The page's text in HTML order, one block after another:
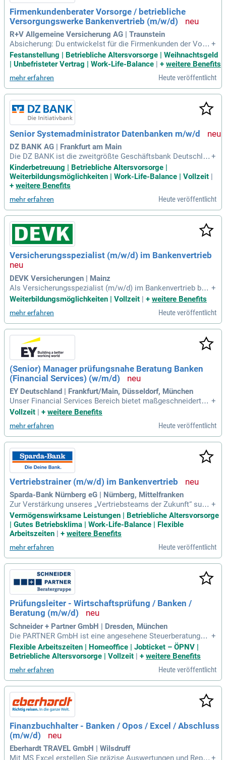
Firmenkundenberater Vorsorge / betriebliche
Versorgungswerke Bankenvertrieb (m/w/d)
R+V Allgemeine Versicherung AG | Traunstein
Absicherung: Du entwickelst für die Firmenkunden der Volk
s- und Raiffeisenbanken maßgeschneiderte Versicherungslö
sungen zur betrieblichen Altersvorsorge, betrieblichen Krank
en – und Unfallversicherung und zu Wertkonten, damit sie e
ntspannt in die Zukunft
+
Festanstellung | Betriebliche Altersvorsorge | Weihnachtsgeld
| Unbefristeter Vertrag | Work-Life-Balance | + weitere Benefits
mehr erfahren Heute veröffentlicht
Senior Systemadministrator Datenbanken m/w/d
DZ BANK AG | Frankfurt am Main
Die DZ BANK ist die zweitgrößte Geschäftsbank Deutschlan
ds, Spitzeninstitut der Genossenschaftlichen Finanz Gruppe
Volksbanken Raiffeisenbanken, Zentralbank für mehr als 70
0 deutsche Genossenschaftsbanken und hat die Holdingfun
+
Kinderbetreuung | Betriebliche Altersvorsorge |
Weiterbildungsmöglichkeiten | Work-Life-Balance | Vollzeit
+ weitere Benefits
mehr erfahren Heute veröffentlicht
Versicherungsspezialist (m/w/d) im Bankenvertrieb
DEVK Versicherungen | Mainz
Als Versicherungsspezialist (m/w/d) im Bankenvertrieb betr
eust du Kundinnen und Kunden direkt im Umfeld der Sparda-
+
Weiterbildungsmöglichkeiten | Vollzeit | + weitere Benefits
mehr erfahren Heute veröffentlicht
(Senior) Manager prüfungsnahe Beratung Banken
(Financial Services) (w/m/d)
EY Deutschland | Frankfurt/Main, Düsseldorf, München
Unser Financial Services Bereich bietet maßgeschneiderte F
inanzdienstleistungen für Banken, Versicherungen und Asse
en wir Experten mit bilanzieller, aufsichtsrechtlicher und qua
ntitativer Kompetenz. Gemeinsam entwickeln wir innovative
Lösungen, die auf sich wandelnde regulatorische und markt
bezogene Anforderungen reagieren. Unser interdisziplinäres
Team unterstützt Mandant:innen bei der Implementierung ne
uer Rechnungslegungsstandards wie IFRS und aufsichtsrech
tlicher Vorgaben wie Basel III. Wir begleiten sie auch in ihrer
Finance Transformation und optimieren deren Prozesse. We
nn Sie an einer spannenden Herausforderung interessiert si
nd, freuen wir uns auf Ihre Bewerbung!
+
Vollzeit | + weitere Benefits
mehr erfahren Heute veröffentlicht
Vertriebstrainer (m/w/d) im Bankenvertrieb
Sparda-Bank Nürnberg eG | Nürnberg, Mittelfranken
Zur Verstärkung unseres „Vertriebsteams der Zukunft“ such
en wir Dich als Vertriebstrainer (m/w/d) im Bankenvertrieb.
+
Vermögenswirksame Leistungen | Betriebliche Altersvorsorge
| Gutes Betriebsklima | Work-Life-Balance | Flexible
Arbeitszeiten
+ weitere Benefits
mehr erfahren Heute veröffentlicht
Prüfungsleiter - Wirtschaftsprüfung / Banken /
Beratung (m/w/d)
Schneider + Partner GmbH | Dresden, München
Die PARTNER GmbH ist eine angesehene Steuerberatungs-
und Wirtschaftsprüfungsgesellschaft mit Standorten in Dres
den, Chemnitz und München. Unser Team unterstützt Untern
ehmen, Unternehmerfamilien und Privatpersonen in allen st
euerlichen und betriebswirtschaftlichen Angelegenheiten. W
ir kombinieren Fachkompetenz mit persönlichem Engagem
ent, um unternehmerische Entscheidungen optimal zu begle
iten. Als Teil der renommierten SCHNEIDER, PARTNER Bera
tergruppe bieten wir maßgeschneiderte Lösungen in Prüfun
g, Recht und Unternehmensberatung. Unsere erfahrenen Prü
fer leiten Jahresabschlussprüfungen für mittelständische U
nternehmen und öffentliche Institutionen. Zudem stehen wir
Ihnen bei Sonderprüfungen und fachlichen Beratungsleistun
gen zur Seite, um Ihren Erfolg zu sichern.
+
Flexible Arbeitszeiten | Homeoffice | Jobticket – ÖPNV |
Betriebliche Altersvorsorge | Vollzeit | + weitere Benefits
mehr erfahren Heute veröffentlicht
Finanzbuchhalter - Banken / Opos / Excel / Abschluss
(m/w/d)
Eberhardt TRAVEL GmbH | Wilsdruff
Mit MS Excel erstellen Sie präzise Auswertungen und Repor +